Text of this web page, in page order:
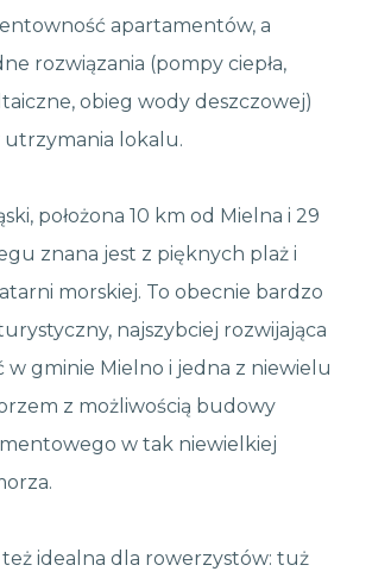
apartamentów, a
rozwiązania (pompy ciepła,
obieg wody deszczowej)
utrzymania lokalu.
położona 10 km od Mielna i 29
znana jest z pięknych plaż i
morskiej. To obecnie bardzo
najszybciej rozwijająca
w gminie Mielno i jedna z niewielu
z możliwością budowy
w tak niewielkiej
też idealna dla rowerzystów: tuż